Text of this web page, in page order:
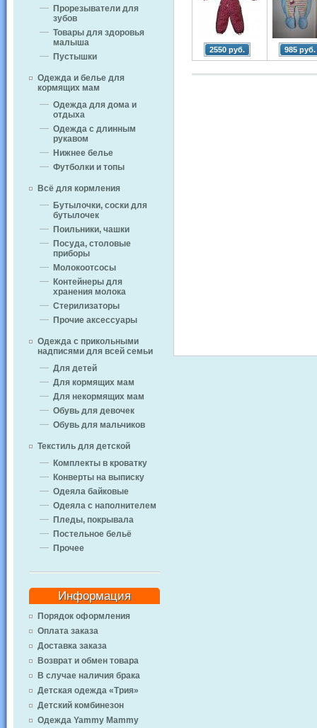
Прорезыватели для
зубов
Товары для здоровья
малыша
Пустышки
Одежда и белье для
кормящих мам
Одежда для дома и
отдыха
Одежда с длинным
рукавом
Нижнее белье
Футболки и топы
Всё для кормления
Бутылочки, соски для
бутылочек
Поильники, чашки
Посуда, столовые
приборы
Молокоотсосы
Контейнеры для
хранения молока
Стерилизаторы
Прочие аксессуары
Одежда с прикольными
надписями для всей семьи
Для детей
Для кормящих мам
Для некормящих мам
Обувь для девочек
Обувь для мальчиков
Текстиль для детской
Комплекты в кроватку
Конверты на выписку
Одеяла байковые
Одеяла с наполнителем
Пледы, покрывала
Постельное бельё
Прочее
Информация
Порядок оформления
Оплата заказа
Доставка заказа
Возврат и обмен товара
В случае наличия брака
Детская одежда «Трия»
Детский комбинезон
Одежда Yammy Mammy
2550 руб. 985 руб.